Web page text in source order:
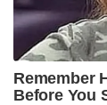
Remember
Before You